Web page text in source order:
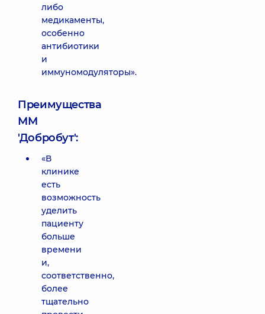
либо
медикаменты,
особенно
антибиотики
и
иммуномодуляторы».
Преимущества
ММ
'Добробут':
«В
клинике
есть
возможность
уделить
пациенту
больше
времени
и,
соответственно,
более
тщательно